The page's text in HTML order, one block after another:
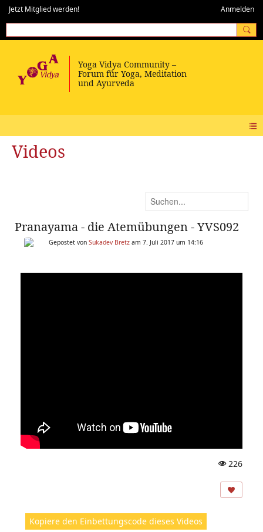
Jetzt Mitglied werden! Anmelden
Videos
Pranayama - die Atemübungen - YVS092
Gepostet von Sukadev Bretz am 7. Juli 2017 um 14:16
ic
226
Kopiere den Einbettungscode dieses Videos